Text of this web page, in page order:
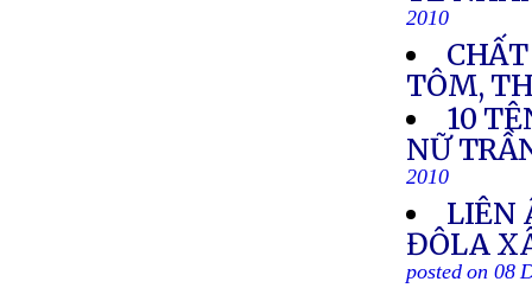
2010
TÔM,
10
NỮ
2010
LIÊN
ĐÔLA
posted on 08